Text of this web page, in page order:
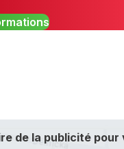
de la publicité pour